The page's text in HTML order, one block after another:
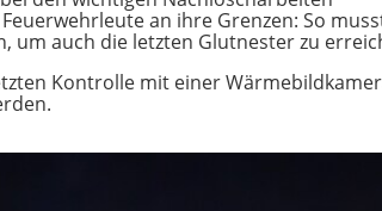
an ihre Grenzen: So
um auch die letzten Glutnester zu
Kontrolle mit einer